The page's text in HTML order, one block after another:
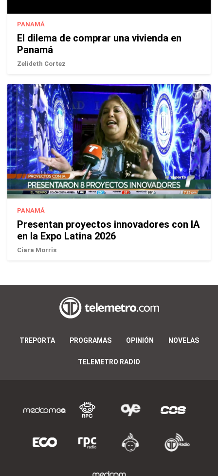
PANAMÁ
El dilema de comprar una vivienda en
Panamá
Zelideth Cortez
PANAMÁ
Presentan proyectos innovadores con IA
en la Expo Latina 2026
Ciara Morris
TREPORTA PROGRAMAS OPINIÓN NOVELAS
TELEMETRO RADIO